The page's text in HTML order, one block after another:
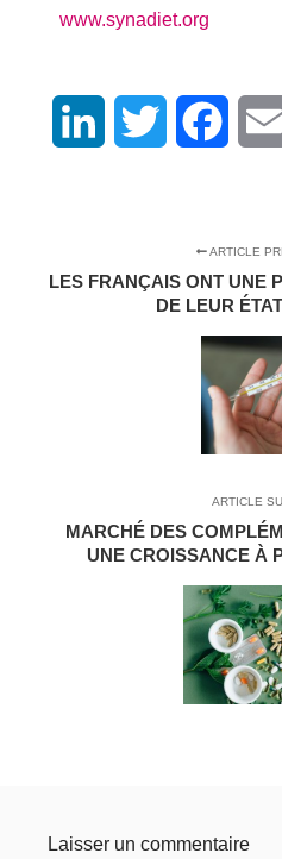
www.synadiet.org
LinkedIn Twitter
ARTICLE
LES FRANÇAIS ONT UNE
DE LEUR
ARTICLE
MARCHÉ DES
UNE CROISSANCE À
Laisser un commentaire